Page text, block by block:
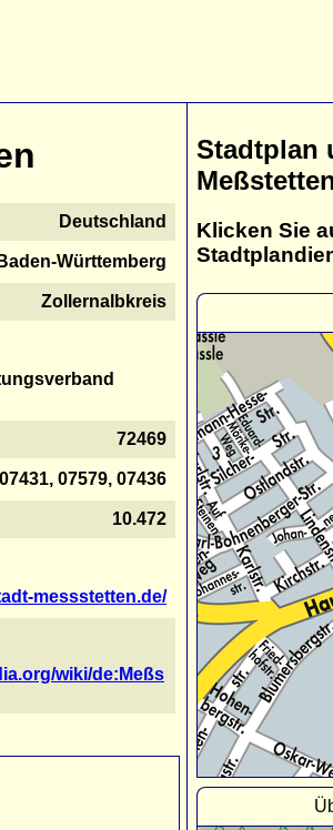
Deutschland
Baden-Württemberg
Zollernalbkreis
72469
07431, 07579, 07436
10.472
messstetten.de/
wiki/de:Meßs
Stadtplan
Klicken Sie